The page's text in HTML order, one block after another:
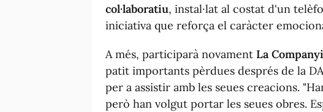
col·laboratiu, instal·lat al costat d'un
iniciativa que reforça el caràcter
A més, participarà novament La
patit importants pèrdues després de la
per a assistir amb les seues creacions.
però han volgut portar les seues obres.